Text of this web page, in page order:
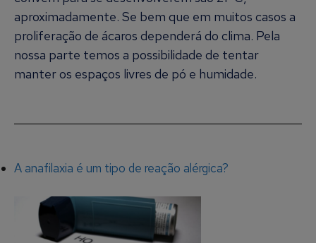
aproximadamente. Se bem que em muitos casos a
proliferação de ácaros dependerá do clima. Pela
nossa parte temos a possibilidade de tentar
manter os espaços livres de pó e humidade.
A anafilaxia é um tipo de reação alérgica?